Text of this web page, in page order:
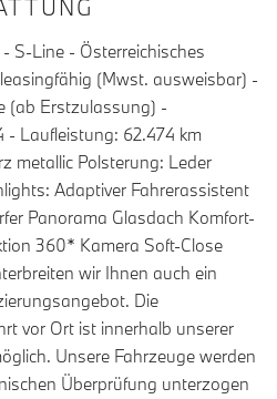
S-Line - Österreichisches
(Mwst. ausweisbar) -
(ab Erstzulassung) -
Laufleistung: 62.474 km
metallic Polsterung: Leder
Adaptiver Fahrerassistent
Panorama Glasdach Komfort-
360* Kamera Soft-Close
wir Ihnen auch ein
Die
vor Ort ist innerhalb unserer
Unsere Fahrzeuge werden
Überprüfung unterzogen